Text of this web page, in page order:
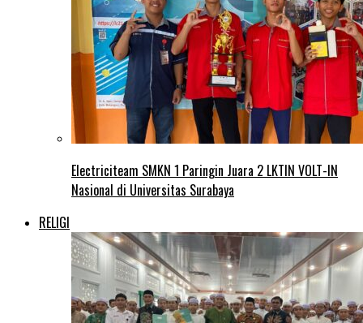
Electriciteam SMKN 1 Paringin Juara 2 LKTIN VOLT-IN
Nasional di Universitas Surabaya
RELIGI